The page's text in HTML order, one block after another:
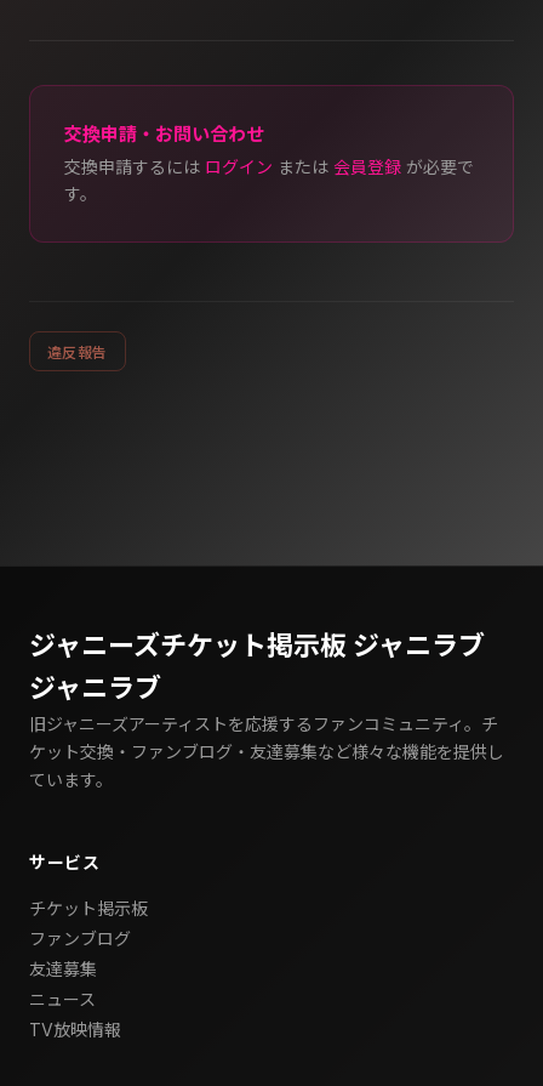
交換申請・お問い合わせ
交換申請するには ログイン または 会員登録 が必要で
す。
違反報告
ジャニーズチケット掲示板 ジャニラブ
ジャニラブ
旧ジャニーズアーティストを応援するファンコミュニティ。チ
ケット交換・ファンブログ・友達募集など様々な機能を提供し
ています。
サービス
チケット掲示板
ファンブログ
友達募集
ニュース
TV放映情報